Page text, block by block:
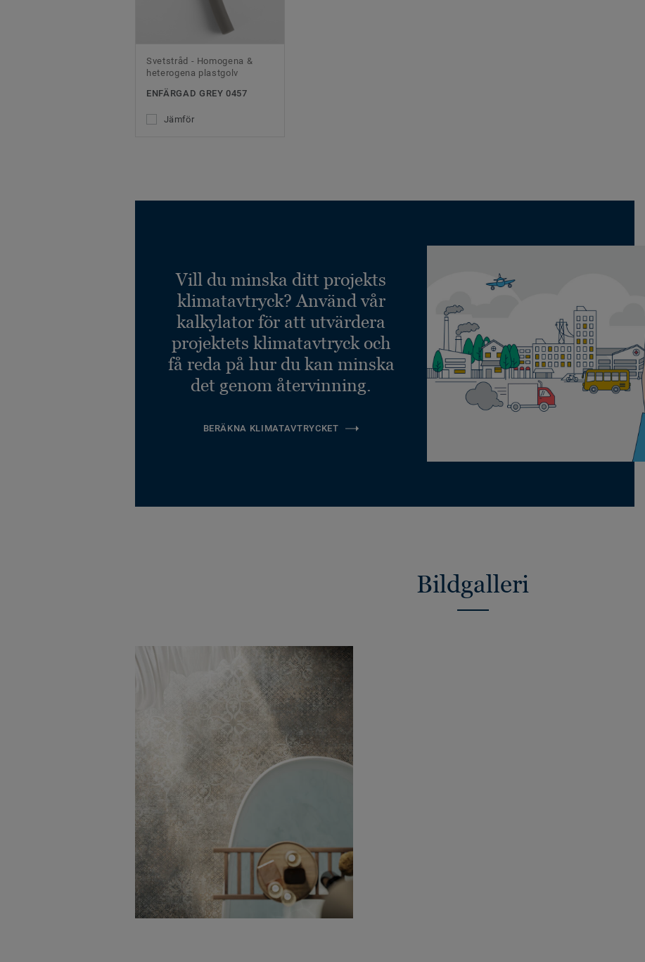
Svetstråd - Homogena &
heterogena plastgolv
ENFÄRGAD GREY 0457
Jämför
Vill du minska ditt projekts
klimatavtryck? Använd vår
kalkylator för att utvärdera
projektets klimatavtryck och
få reda på hur du kan minska
det genom återvinning.
BERÄKNA KLIMATAVTRYCKET
Bildgalleri